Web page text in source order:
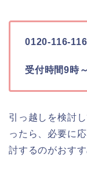
0120-116-116
受付時間9時
引っ越しを検討
ったら、必要に
討するのがおすす